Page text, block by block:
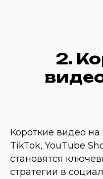
2.
Короткие видео на
TikTok, YouTube
становятся
стратегии в